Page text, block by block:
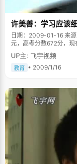
许美善：学习应该
日期：2009-01-16 来源：飞宇网 燕子 许美善，2008年高考吉林省文科状
元，高考分数672分，现在就读
外的状元，高考之后许
惊喜不已。"本以为自己
最好也就是第五名了，
是资深的教师，爸爸是
家在家里谈论最多的话
了一件如吃饭睡觉一样
会接触到很多书籍，"
爱》、《海地、《红楼梦》等很
善对历史和地理类的书
的，她对每一个朝代的
就像一本活的历史教材，有历史问题
特别慢，别人一天翻完
UP主: 飞宇视频
教育 • 2009/1/16